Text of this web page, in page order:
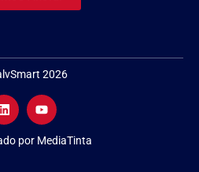
2026
por MediaTinta